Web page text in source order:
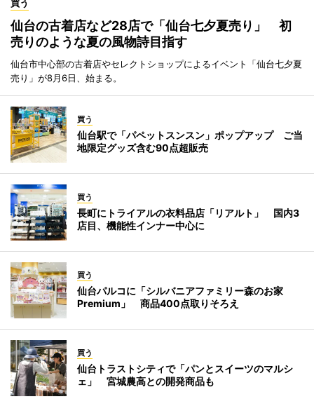
買う
仙台の古着店など28店で「仙台七夕夏売り」 初
売りのような夏の風物詩目指す
仙台市中心部の古着店やセレクトショップによるイベント「仙台七夕夏
売り」が8月6日、始まる。
買う
仙台駅で「パペットスンスン」ポップアップ ご当
地限定グッズ含む90点超販売
買う
長町にトライアルの衣料品店「リアルト」 国内3
店目、機能性インナー中心に
買う
仙台パルコに「シルバニアファミリー森のお家
Premium」 商品400点取りそろえ
買う
仙台トラストシティで「パンとスイーツのマルシ
ェ」 宮城農高との開発商品も